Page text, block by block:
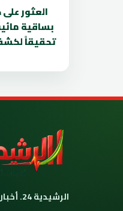
العثور
بساقية
تحقيقاً
الرشيدية 24. أخبار، أحداث، على مدار الساعة.